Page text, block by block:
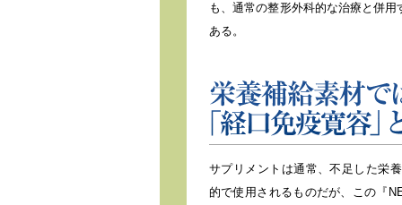
も、通常の整形外科的な治療と併
ある。
サプリメントは通常、不足した栄
的で使用されるものだが、この『